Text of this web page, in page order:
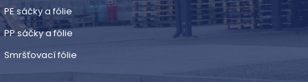
PE sáčky a fólie
PP sáčky a fólie
Smršťovací fólie